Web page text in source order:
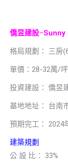
僑昱建設–Sunny
格局規劃： 三房
單價：28-32萬/坪
投資建設： 僑昱
基地地址： 台南
預期完工： 2024
建築規劃
公 設 比： 33%